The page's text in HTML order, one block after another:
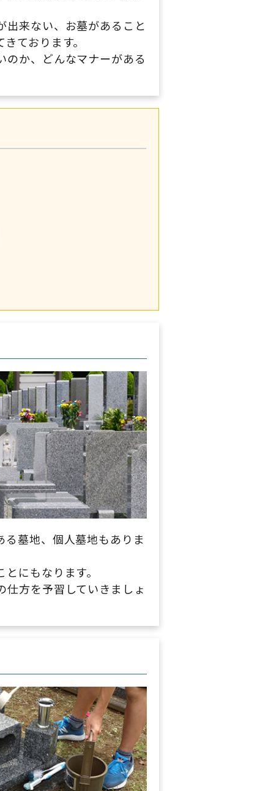
来ない、お墓があること
ております。
か、どんなマナーがある
墓地、個人墓地もありま
にもなります。
方を予習していきましょ